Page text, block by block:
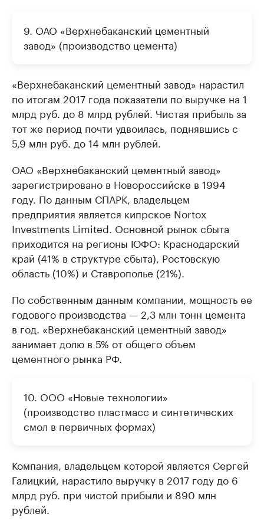
9. ОАО «Верхнебаканский цементный
завод» (производство цемента)
«Верхнебаканский цементный завод» нарастил
по итогам 2017 года показатели по выручке на 1
млрд руб. до 8 млрд рублей. Чистая прибыль за
тот же период почти удвоилась, поднявшись с
5,9 млн руб. до 14 млн рублей.
ОАО «Верхнебаканский цементный завод»
зарегистрировано в Новороссийске в 1994
году. По данным СПАРК, владельцем
предприятия является кипрское Nortox
Investments Limited. Основной рынок сбыта
приходится на регионы ЮФО: Краснодарский
край (41% в структуре сбыта), Ростовскую
область (10%) и Ставрополье (21%).
По собственным данным компании, мощность ее
годового производства — 2,3 млн тонн цемента
в год. «Верхнебаканский цементный завод»
занимает долю в 5% от общего объем
цементного рынка РФ.
10. ООО «Новые технологии»
(производство пластмасс и синтетических
смол в первичных формах)
Компания, владельцем которой является Сергей
Галицкий, нарастило выручку в 2017 году до 6
млрд руб. при чистой прибыли и 890 млн
рублей.